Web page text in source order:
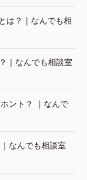
は？｜なんでも相
｜なんでも相談室
ント？ ｜なんで
なんでも相談室